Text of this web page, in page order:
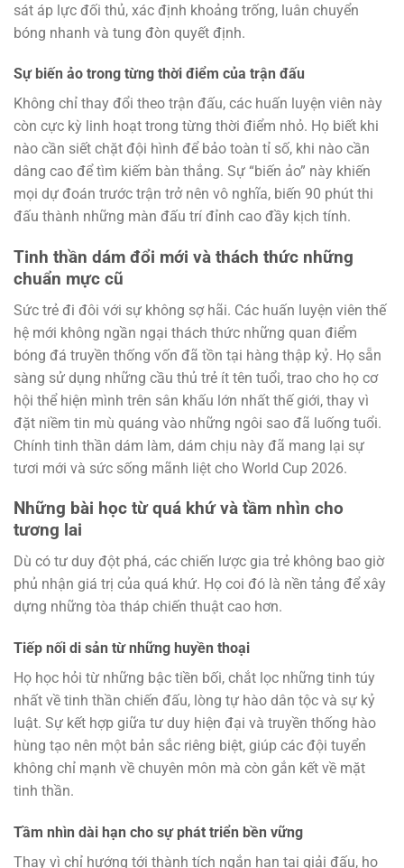
sát áp lực đối thủ, xác định khoảng trống, luân chuyển
bóng nhanh và tung đòn quyết định.
Sự biến ảo trong từng thời điểm của trận đấu
Không chỉ thay đổi theo trận đấu, các huấn luyện viên này
còn cực kỳ linh hoạt trong từng thời điểm nhỏ. Họ biết khi
nào cần siết chặt đội hình để bảo toàn tỉ số, khi nào cần
dâng cao để tìm kiếm bàn thắng. Sự “biến ảo” này khiến
mọi dự đoán trước trận trở nên vô nghĩa, biến 90 phút thi
đấu thành những màn đấu trí đỉnh cao đầy kịch tính.
Tinh thần dám đổi mới và thách thức những
chuẩn mực cũ
Sức trẻ đi đôi với sự không sợ hãi. Các huấn luyện viên thế
hệ mới không ngần ngại thách thức những quan điểm
bóng đá truyền thống vốn đã tồn tại hàng thập kỷ. Họ sẵn
sàng sử dụng những cầu thủ trẻ ít tên tuổi, trao cho họ cơ
hội thể hiện mình trên sân khấu lớn nhất thế giới, thay vì
đặt niềm tin mù quáng vào những ngôi sao đã luống tuổi.
Chính tinh thần dám làm, dám chịu này đã mang lại sự
tươi mới và sức sống mãnh liệt cho World Cup 2026.
Những bài học từ quá khứ và tầm nhìn cho
tương lai
Dù có tư duy đột phá, các chiến lược gia trẻ không bao giờ
phủ nhận giá trị của quá khứ. Họ coi đó là nền tảng để xây
dựng những tòa tháp chiến thuật cao hơn.
Tiếp nối di sản từ những huyền thoại
Họ học hỏi từ những bậc tiền bối, chắt lọc những tinh túy
nhất về tinh thần chiến đấu, lòng tự hào dân tộc và sự kỷ
luật. Sự kết hợp giữa tư duy hiện đại và truyền thống hào
hùng tạo nên một bản sắc riêng biệt, giúp các đội tuyển
không chỉ mạnh về chuyên môn mà còn gắn kết về mặt
tinh thần.
Tầm nhìn dài hạn cho sự phát triển bền vững
Thay vì chỉ hướng tới thành tích ngắn hạn tại giải đấu, họ